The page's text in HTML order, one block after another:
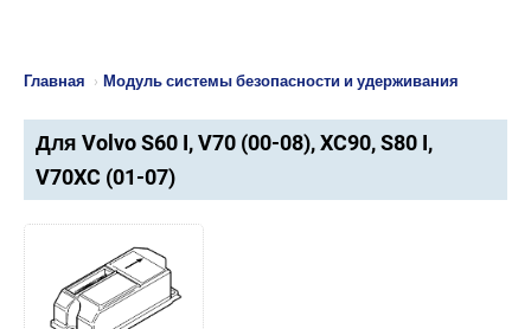
Главная › Модуль системы безопасности и удерживания
Для Volvo S60 I, V70 (00-08), XC90, S80 I,
V70XC (01-07)